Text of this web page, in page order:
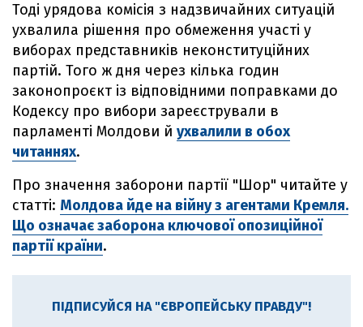
Тоді урядова комісія з надзвичайних ситуацій
ухвалила рішення про обмеження участі у
виборах представників неконституційних
партій. Того ж дня через кілька годин
законопроєкт із відповідними поправками до
Кодексу про вибори зареєстрували в
парламенті Молдови й ухвалили в обох
читаннях.
Про значення заборони партії "Шор" читайте у
статті: Молдова йде на війну з агентами Кремля.
Що означає заборона ключової опозиційної
партії країни.
ПІДПИСУЙСЯ НА "ЄВРОПЕЙСЬКУ ПРАВДУ"!